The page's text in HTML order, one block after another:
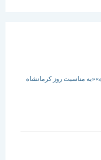
روز کرمانشاه